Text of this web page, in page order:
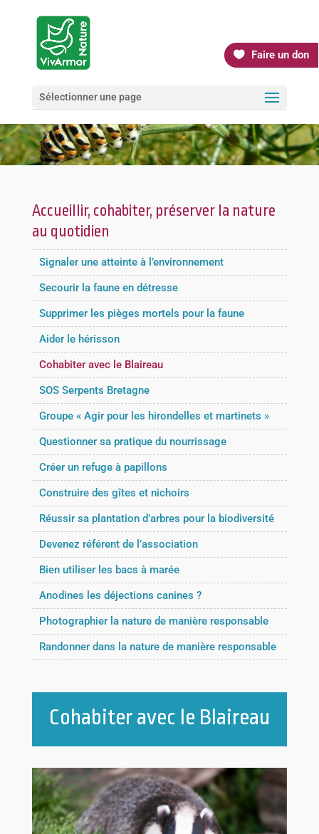
Faire un don
Sélectionner une page
Accueillir, cohabiter, préserver la nature
au quotidien
Signaler une atteinte à l’environnement
Secourir la faune en détresse
Supprimer les pièges mortels pour la faune
Aider le hérisson
Cohabiter avec le Blaireau
SOS Serpents Bretagne
Groupe « Agir pour les hirondelles et martinets »
Questionner sa pratique du nourrissage
Créer un refuge à papillons
Construire des gîtes et nichoirs
Réussir sa plantation d’arbres pour la biodiversité
Devenez référent de l’association
Bien utiliser les bacs à marée
Anodines les déjections canines ?
Photographier la nature de manière responsable
Randonner dans la nature de manière responsable
Cohabiter avec le Blaireau